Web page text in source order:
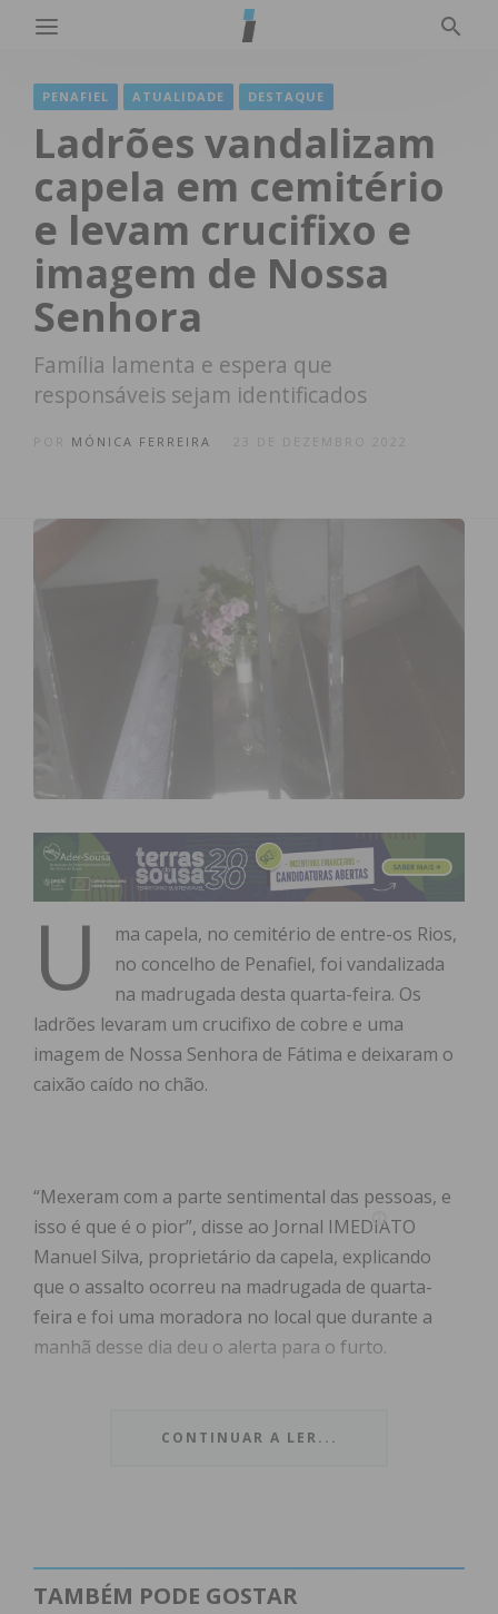
PENAFIEL ATUALIDADE DESTAQUE
Ladrões vandalizam
capela em cemitério
e levam crucifixo e
imagem de Nossa
Senhora
Família lamenta e espera que
responsáveis sejam identificados
MÓNICA FERREIRA
U
ma capela, no cemitério de entre-os Rios,
no concelho de Penafiel, foi vandalizada
na madrugada desta quarta-feira. Os
ladrões levaram um crucifixo de cobre e uma
imagem de Nossa Senhora de Fátima e deixaram o
caixão caído no chão.
“Mexeram com a parte sentimental das pessoas, e
isso é que é o pior”, disse ao Jornal IMEDIATO
Manuel Silva, proprietário da capela, explicando
que o assalto ocorreu na madrugada de quarta-
feira e foi uma moradora no local que durante a
manhã desse dia deu o alerta para o furto.
da entrada da capela e já no interior destruíram
lamentou o Manuel Silva, acrescentando que
CONTINUAR A LER...
TAMBÉM PODE GOSTAR